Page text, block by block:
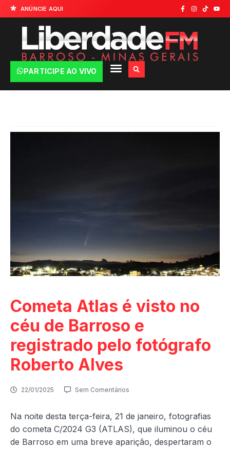
ANÚNCIE AQUI
PARTICIPE AO VIVO
Cometa Atlas é visto no
céu de Barroso e
registrado pelo fotógrafo
Roberto Alves
22/01/2025 Sem Comentários
Na noite desta terça-feira, 21 de janeiro, fotografias
do cometa C/2024 G3 (ATLAS), que iluminou o céu
de Barroso em uma breve aparição, despertaram o